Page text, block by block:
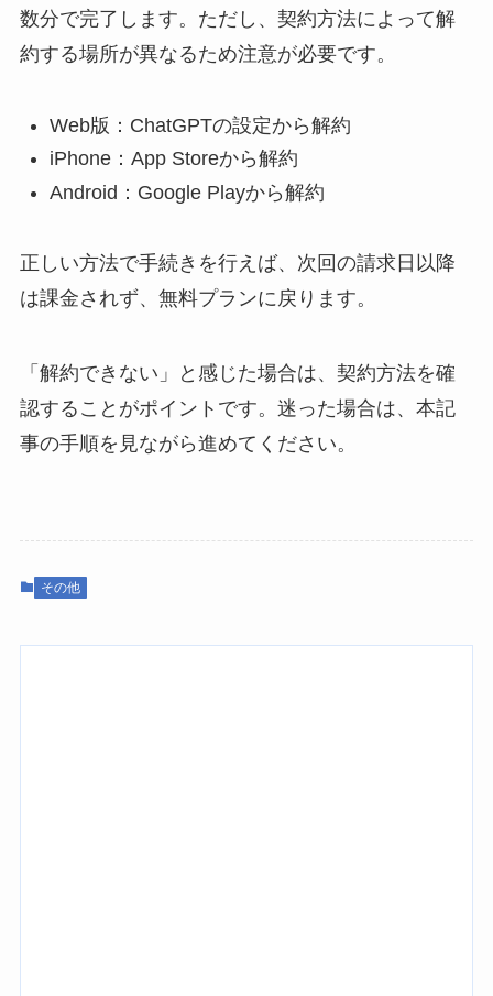
数分で完了します。ただし、契約方法によって解
約する場所が異なるため注意が必要です。
Web版：ChatGPTの設定から解約
iPhone：App Storeから解約
Android：Google Playから解約
正しい方法で手続きを行えば、次回の請求日以降
は課金されず、無料プランに戻ります。
「解約できない」と感じた場合は、契約方法を確
認することがポイントです。迷った場合は、本記
事の手順を見ながら進めてください。
その他